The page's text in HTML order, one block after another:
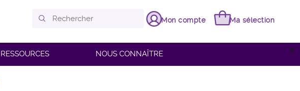
Mon compte Ma sélection
close
RESSOURCES NOUS CONNAÎTRE